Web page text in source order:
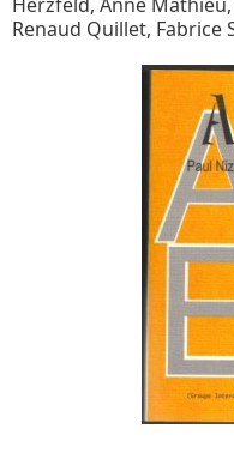
Renaud Quillet, Fabrice